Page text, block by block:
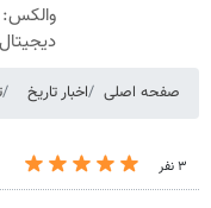
والکس:
دیجیتال
صفحه اصلی اخبار تاریخ
۳ نفر